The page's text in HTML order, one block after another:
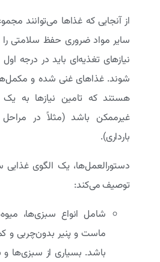
از آنجایی که غذاها می‌توانند
سایر مواد ضروری حفظ سلامتی را
نیازهای تغذیه‌ای باید در درجه اول
شوند. غذاهای غنی شده و
هستند که تامین نیازها به
غیرممکن باشد (مثلاً در
بارداری).
دستورالعمل‌ها، یک الگوی
توصیف می‌کند:
شامل انواع سبزی‌ها،
ماست و پنیر بدون‌چربی و
باشد. بسیاری از سبزی‌ها